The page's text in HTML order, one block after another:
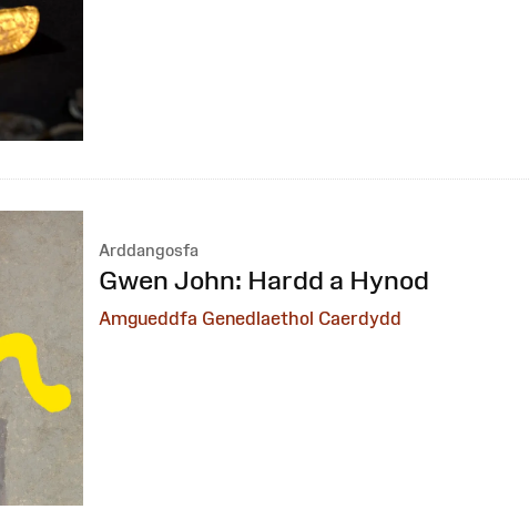
Arddangosfa
:
Gwen John: Hardd a Hynod ⁠
Amgueddfa Genedlaethol Caerdydd